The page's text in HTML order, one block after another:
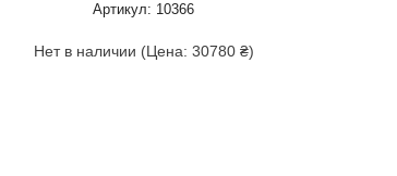
Артикул: 10366
Нет в наличии (Цена: 30780 ₴)